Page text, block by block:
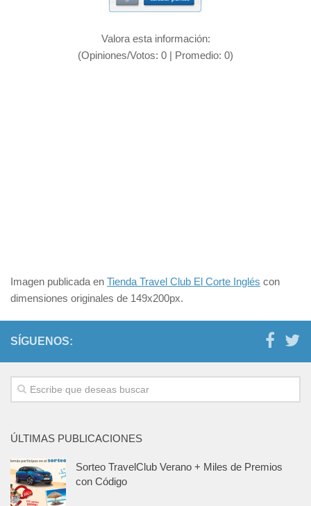
Valora esta información:
(Opiniones/Votos: 0 | Promedio: 0)
Imagen publicada en Tienda Travel Club El Corte Inglés con
dimensiones originales de 149x200px.
SÍGUENOS:
ÚLTIMAS PUBLICACIONES
Sorteo TravelClub Verano + Miles de Premios
con Código